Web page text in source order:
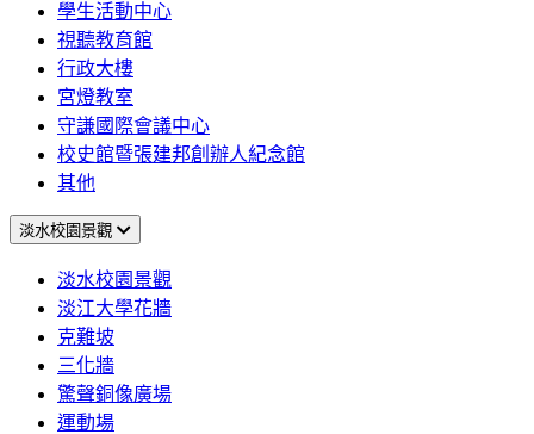
學生活動中心
視聽教育館
行政大樓
宮燈教室
守謙國際會議中心
校史館暨張建邦創辦人紀念館
其他
淡水校園景觀
淡水校園景觀
淡江大學花牆
克難坡
三化牆
驚聲銅像廣場
運動場